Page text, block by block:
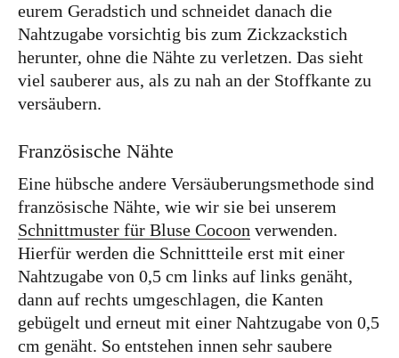
eurem Geradstich und schneidet danach die
Nahtzugabe vorsichtig bis zum Zickzackstich
herunter, ohne die Nähte zu verletzen. Das sieht
viel sauberer aus, als zu nah an der Stoffkante zu
versäubern.
Französische Nähte
Eine hübsche andere Versäuberungsmethode sind
französische Nähte, wie wir sie bei unserem
Schnittmuster für Bluse Cocoon verwenden.
Hierfür werden die Schnittteile erst mit einer
Nahtzugabe von 0,5 cm links auf links genäht,
dann auf rechts umgeschlagen, die Kanten
gebügelt und erneut mit einer Nahtzugabe von 0,5
cm genäht. So entstehen innen sehr saubere